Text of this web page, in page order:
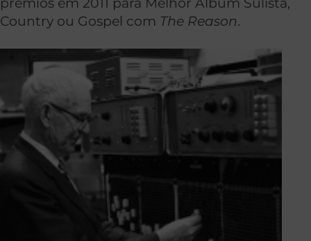
Country ou Gospel com The Reason.